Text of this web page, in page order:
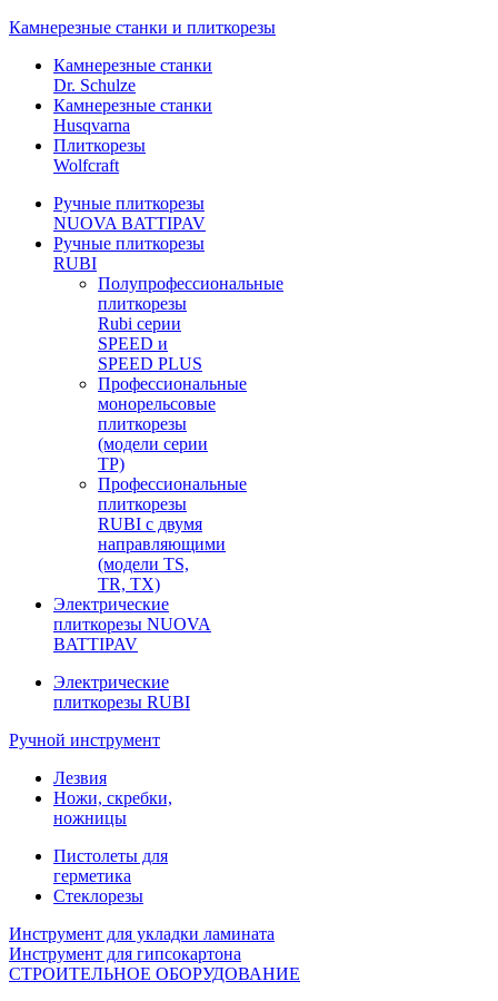
Камнерезные станки и плиткорезы
Камнерезные станки
Dr. Schulze
Камнерезные станки
Husqvarna
Плиткорезы
Wolfcraft
Ручные плиткорезы
NUOVA BATTIPAV
Ручные плиткорезы
RUBI
Полупрофессиональные
плиткорезы
Rubi серии
SPEED и
SPEED PLUS
Профессиональные
монорельсовые
плиткорезы
(модели серии
TP)
Профессиональные
плиткорезы
RUBI с двумя
направляющими
(модели TS,
TR, TX)
Электрические
плиткорезы NUOVA
BATTIPAV
Электрические
плиткорезы RUBI
Ручной инструмент
Лезвия
Ножи, скребки,
ножницы
Пистолеты для
герметика
Стеклорезы
Инструмент для укладки ламината
Инструмент для гипсокартона
СТРОИТЕЛЬНОЕ ОБОРУДОВАНИЕ